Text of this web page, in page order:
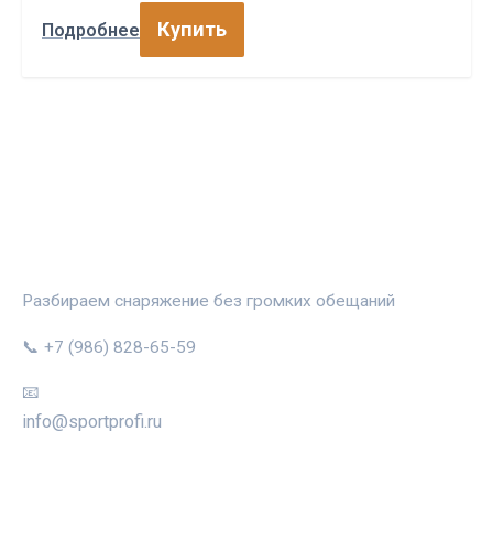
Подробнее Купить
Разбираем снаряжение без громких обещаний
📞 +7 (986) 828-65-59
📧
info@sportprofi.ru